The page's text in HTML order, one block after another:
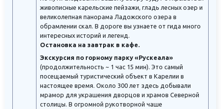
живописные карельские пейзажи, гладь лесных озер и
великолепная панорама Ладожского озера в
обрамлении скал. В дороге вы узнаете от гида много
интересных историй и легенд.
Остановка на завтрак в кафе.
Экскурсия по горному парку «Рускеала»
(продолжительность ~ 1 час 15 мин). Это самый
посещаемый туристический объект в Карелии в
настоящее время. Около 300 лет здесь добывали
мрамор для украшения дворцов и храмов Северной
столицы. В огромной рукотворной чаше